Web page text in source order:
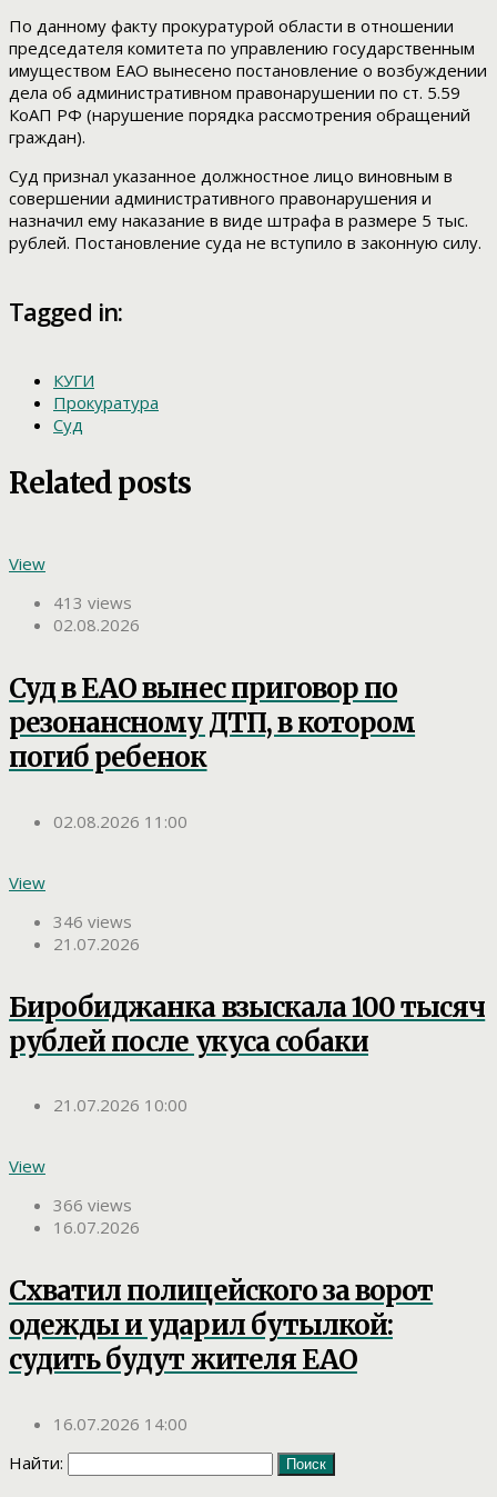
По данному факту прокуратурой области в отношении
председателя комитета по управлению государственным
имуществом ЕАО вынесено постановление о возбуждении
дела об административном правонарушении по ст. 5.59
КоАП РФ (нарушение порядка рассмотрения обращений
граждан).
Суд признал указанное должностное лицо виновным в
совершении административного правонарушения и
назначил ему наказание в виде штрафа в размере 5 тыс.
рублей. Постановление суда не вступило в законную силу.
Tagged in:
КУГИ
Прокуратура
Суд
Related posts
View
413 views
02.08.2026
Суд в ЕАО вынес приговор по
резонансному ДТП, в котором
погиб ребенок
02.08.2026 11:00
View
346 views
21.07.2026
Биробиджанка взыскала 100 тысяч
рублей после укуса собаки
21.07.2026 10:00
View
366 views
16.07.2026
Схватил полицейского за ворот
одежды и ударил бутылкой:
судить будут жителя ЕАО
16.07.2026 14:00
Найти: